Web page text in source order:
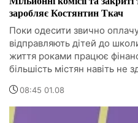
заробляє Костянтин Ткач
Поки одесити звично
відправляють дітей до
життя роками працює
більшість містян навіть не
08:45 01.08